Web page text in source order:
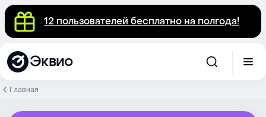
12 пользователей бесплатно на полгода!
Эквио
Главная